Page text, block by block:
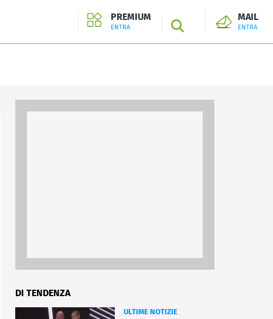
PREMIUM
ENTRA SEARCH
MAIL
ENTRA
DI TENDENZA
ULTIME NOTIZIE